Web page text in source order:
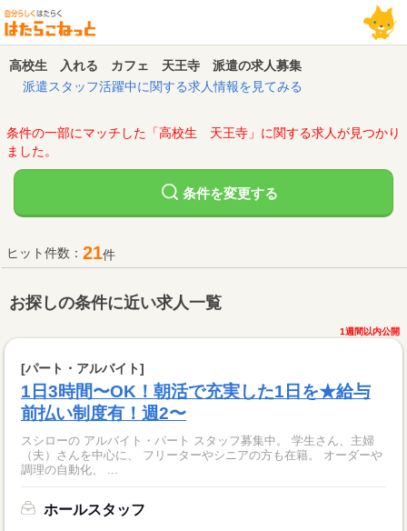
高校生 入れる カフェ 天王寺 派遣の求人募集
派遣スタッフ活躍中に関する求人情報を見てみる
条件の一部にマッチした「高校生 天王寺」に関する求人が見つかり
ました。
条件を変更する
ヒット件数： 21件
お探しの条件に近い求人一覧
1週間以内公開
[パート・アルバイト]
1日3時間〜OK！朝活で充実した1日を★給与
前払い制度有！週2〜
スシローの アルバイト・パート スタッフ募集中。 学生さん、主婦
（夫）さんを中心に、 フリーターやシニアの方も在籍。 オーダーや
調理の自動化、 ...
ホールスタッフ